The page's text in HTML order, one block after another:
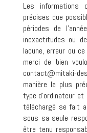
Les
précises que
périodes de
inexactitudes ou
lacune, erreur ou
merci de bien
contact@mitaki-
manière la plus
type d’ordinateur
téléchargé se fait
sous sa seule
être tenu